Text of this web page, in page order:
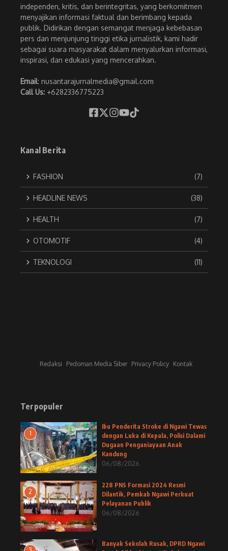
independen, kritis, dan berintegritas, yang berkomitmen
menyajikan informasi faktual dan berimbang kepada
publik. Didirikan dengan semangat menjaga kebebasan
pers dan menjunjung tinggi etika jurnalistik, kami hadir
sebagai suara masyarakat dalam menyalurkan informasi,
inspirasi, dan edukasi yang mencerahkan.
Email: nusantarajurnalmedia@gmail.com
Call Us: +6282336775223
Kanal Berita
FASHION (7)
HEADLINE NEWS (38)
HEALTH (7)
OTOMOTIF (4)
TEKNOLOGI (11)
Redaksi Pedoman Media Siber Privacy Policy Kontak
Terpopuler
1
Ibu Penderita Stroke di Ngawi Tewas
dengan Luka di Kepala, Polisi Dalami
Dugaan Penganiayaan Anak
Kandung
06/08/2026
2
228 PNS Formasi 2024 Resmi
Dilantik, Pemkab Ngawi Perkuat
Pelayanan Publik
06/08/2026
Banyak Sekolah Rusak, DPRD Ngawi